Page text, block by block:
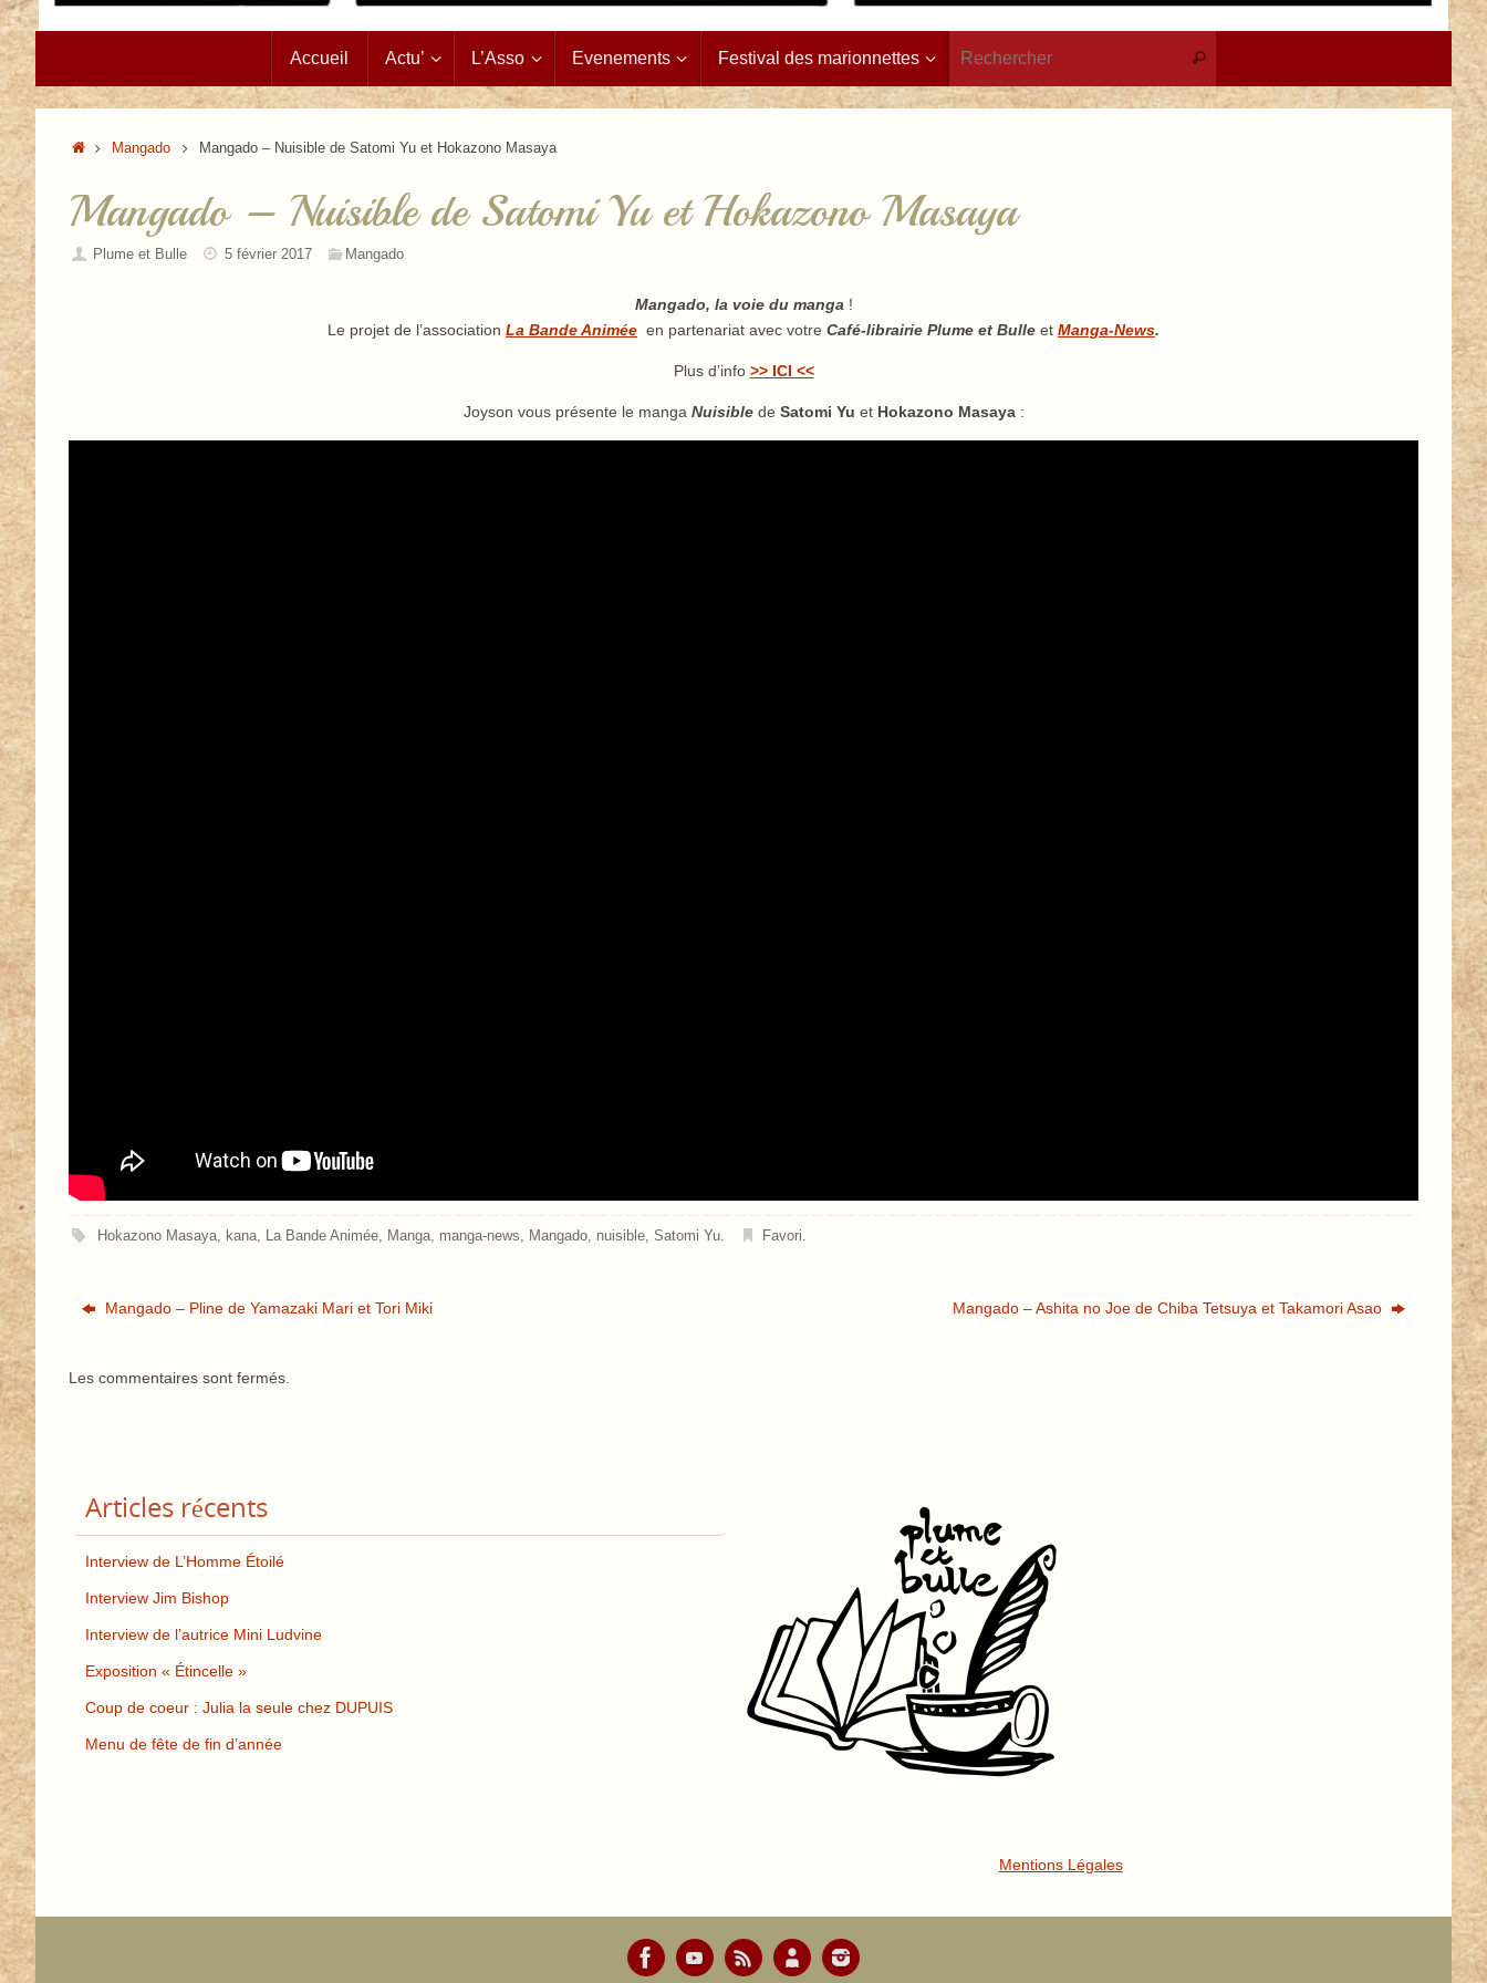
contenu
Accueil Actu’ L’Asso Evenements Festival des marionnettes Rechercher
AccueilMangado Mangado – Nuisible de Satomi Yu et Hokazono Masaya
Mangado – Nuisible de Satomi Yu et Hokazono Masaya
Plume et Bulle 5 février 2017 Mangado
Mangado, la voie du manga !
Le projet de l’association La Bande Animée en partenariat avec votre Café-librairie Plume et Bulle et Manga-News.
Plus d’info >> ICI <<
Joyson vous présente le manga Nuisible de Satomi Yu et Hokazono Masaya:
Hokazono Masaya, kana, La Bande Animée, Manga, manga-news, Mangado, nuisible,Satomi Yu. Favori.
Mangado – Pline de Yamazaki Mari et Tori Miki Mangado – Ashita no Joe de Chiba Tetsuya et Takamori Asao
Les commentaires sont fermés.
Articles récents
Interview de L’Homme Étoilé
Interview Jim Bishop
Interview de l’autrice Mini Ludvine
Exposition « Étincelle »
Coup de coeur : Julia la seule chez DUPUIS
Menu de fête de fin d’année
Mentions Légales